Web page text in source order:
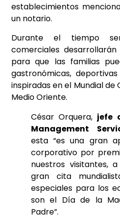
establecimientos
un notario.
Durante el tiempo
comerciales
para que las familias
gastronómicas,
inspiradas en el Mundial
Medio Oriente.
César Orquera, jefe
Management
esta “es una gran
corporativo por
nuestros visitantes,
gran cita
especiales para los
son el Día de la
Padre”.